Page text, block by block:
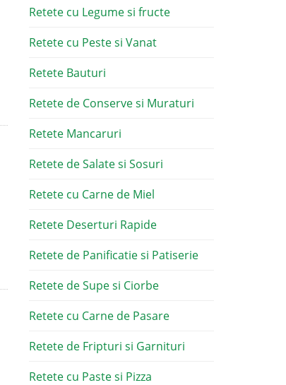
Retete cu Legume si fructe
Retete cu Peste si Vanat
Retete Bauturi
Retete de Conserve si Muraturi
Retete Mancaruri
Retete de Salate si Sosuri
Retete cu Carne de Miel
Retete Deserturi Rapide
Retete de Panificatie si Patiserie
Retete de Supe si Ciorbe
Retete cu Carne de Pasare
Retete de Fripturi si Garnituri
Retete cu Paste si Pizza